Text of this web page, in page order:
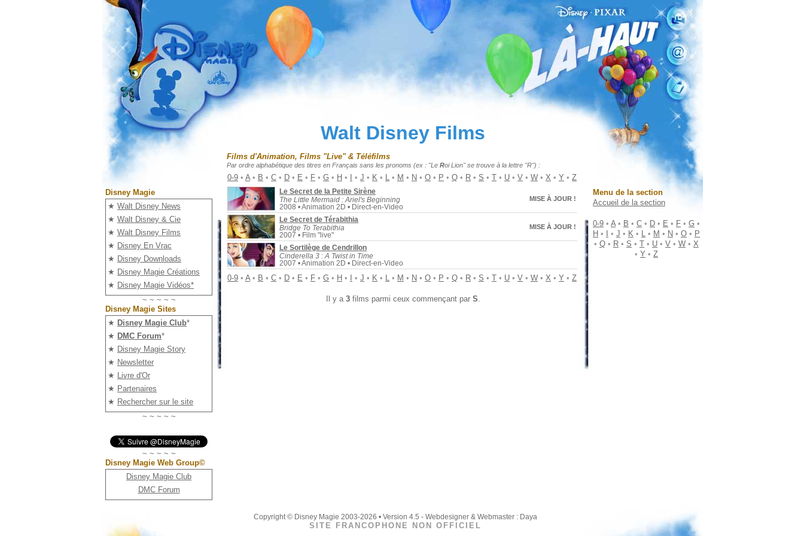
Disney Magie
★ Walt Disney News
★ Walt Disney & Cie
★ Walt Disney Films
★ Disney En Vrac
★ Disney Downloads
★ Disney Magie Créations
★ Disney Magie Vidéos*
~ ~ ~ ~ ~
Disney Magie Sites
★ Disney Magie Club*
★ DMC Forum*
★ Disney Magie Story
★ Newsletter
★ Livre d'Or
★ Partenaires
★ Rechercher sur le site
~ ~ ~ ~ ~
~ ~ ~ ~ ~
Disney Magie Web Group©
Disney Magie Club
DMC Forum
Walt Disney Films
Films d'Animation, Films "Live" & Téléfilms
Par ordre alphabétique des titres en Français sans les pronoms (ex : "Le Roi Lion" se trouve à la lettre "R") :
0-9 • A• B • C • D • E • F • G • H • • J • K • L • M • N • O • P • Q • R • S • T • U • V • W • X • Y • Z
Le Secret de la Petite Sirène
The Little Mermaid : Ariel's Beginning
2008 • Animation 2D • Direct-en-Video
MISE À JOUR !
Le Secret de Térabithia
Bridge To Terabithia
2007 • Film "live"
MISE À JOUR !
Le Sortilège de Cendrillon
Cinderella 3 : A Twist in Time
2007 • Animation 2D • Direct-en-Video
0-9 • A• B • C • D • E • F • G • H • • J • K • L • M • N • O • P • Q • R • S • T • U • V • W • X • Y • Z
Il y a 3films parmi ceux commençant par S.
Menu de la section
Accueil de la section
0-9 • A• B • C • D • E • F • G •
H • • J • K • L • M • N • O • P
• Q • R • S • T • U • V • W • X
• Y • Z
Copyright © Disney Magie 2003-2026 • Version 4.5 - Webdesigner & Webmaster : Daya
SITE FRANCOPHONE NON OFFICIEL